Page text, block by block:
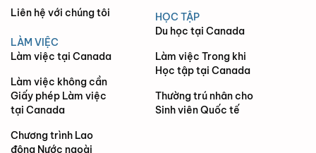
Liên hệ với chúng tôi
LÀM VIỆC
Làm việc tại Canada
Làm việc không cần
Giấy phép Làm việc
tại Canada
Chương trình Lao
động Nước ngoài
HỌC TẬP
Du học tại Canada
Làm việc Trong khi
Học tập tại Canada
Thường trú nhân cho
Sinh viên Quốc tế